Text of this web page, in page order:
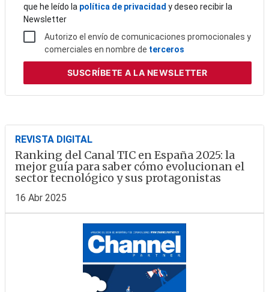
que he leído la política de privacidad y deseo recibir la
Newsletter
Autorizo el envío de comunicaciones promocionales y
comerciales en nombre de terceros
SUSCRÍBETEA LA NEWSLETTER
REVISTA DIGITAL
Ranking del Canal TIC en España 2025: la
mejor guía para saber cómo evolucionan el
sector tecnológico y sus protagonistas
16 Abr 2025